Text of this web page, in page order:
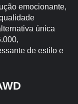
emocionante,
única
de estilo e